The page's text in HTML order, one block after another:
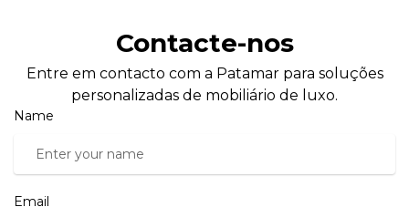
Contacte-nos
Entre em contacto com a Patamar para soluções
personalizadas de mobiliário de luxo.
Name
Email